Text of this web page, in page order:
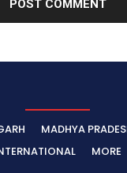
MADHYA
MORE